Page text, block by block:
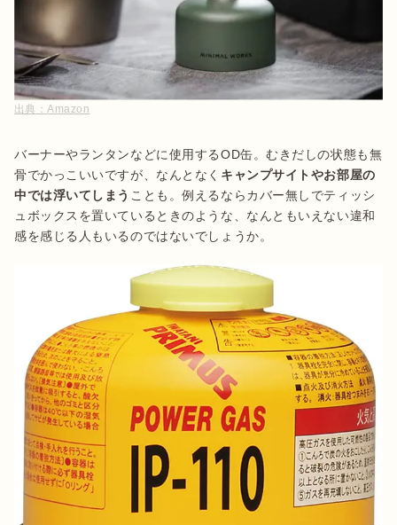
出典：Amazon
バーナーやランタンなどに使用するOD缶。むきだしの状態も無
骨でかっこいいですが、なんとなく キャンプサイトやお部屋の
中では浮いてしまう ことも。例えるならカバー無しでティッシ
ュボックスを置いているときのような、なんともいえない違和
感を感じる人もいるのではないでしょうか。